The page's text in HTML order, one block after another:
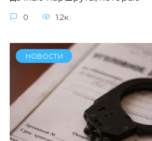
0 1.2к.
НОВОСТИ